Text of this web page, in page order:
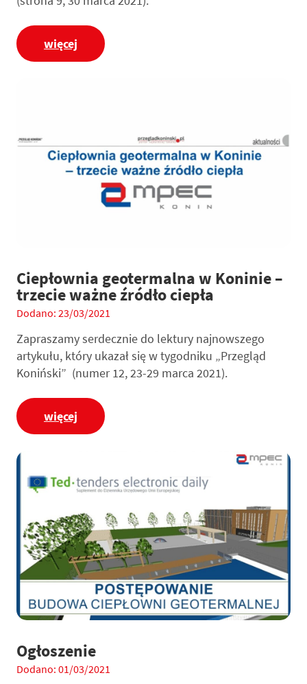
więcej
Ciepłownia geotermalna w Koninie –
trzecie ważne źródło ciepła
Dodano: 23/03/2021
Zapraszamy serdecznie do lektury najnowszego
artykułu, który ukazał się w tygodniku „Przegląd
Koniński” (numer 12, 23-29 marca 2021).
więcej
Ogłoszenie
Dodano: 01/03/2021